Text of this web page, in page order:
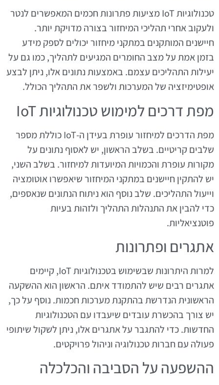
טכנולוגיות IoT מציעות פתרונות חכמים המאפשרים לנטר
ולעקוב אחרי תהליכי המיחזור בצורה מדויקת יותר.
חיישנים המותקנים במתקני מיחזור יכולים לספק מידע
בזמן אמת על מצב החומרים המגיעים לתהליך, כמו גם על
יעילות התהליכים עצמם. באמצעות נתונים אלו, ניתן לבצע
אופטימיזציה של המערכות ולשפר את התהליך הכולל.
מפת דרכים למימוש טכנולוגיות IoT
מפת הדרכים למיחזור עופרת בעידן ה-IoT כוללת מספר
שלבים קריטיים. בשלב הראשון, יש לאסוף נתונים על
מקורות עופרת והכמויות המיועדות למיחזור. בשלב השני,
יש להתקין חיישנים במתקני המיחזור שיאפשרו אוטומציה
וייעול התהליכים. שלב נוסף הוא ניתוח הנתונים שנאספים,
כדי להבין את התנהלות התהליך ולזהות בעיות
פוטנציאליות.
אתגרים ופתרונות
למרות היתרונות שבשימוש בטכנולוגיות IoT, קיימים
אתגרים רבים שיש להתמודד איתם. הראשון הוא ההשקעה
הראשונית הנדרשת בהתקנת מערכות חכמות. נוסף על כך,
יש צורך בהכשרת עובדים שיעבדו עם הטכנולוגיות
החדשות. כדי להתגבר על אתגרים אלו, ניתן לשקול שיתופי
פעולה עם חברות טכנולוגיה וניהול פרויקטים.
ההשפעה על הסביבה והכלכלה